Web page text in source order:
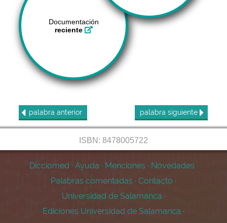
Documentación
reciente
palabra anterior palabra siguiente
ISBN: 8478005722
Dicciomed · Ayuda · Menciones · Novedades ·
Palabras comentadas · Contacto ·
Universidad de Salamanca ·
Ediciones Universidad de Salamanca ·